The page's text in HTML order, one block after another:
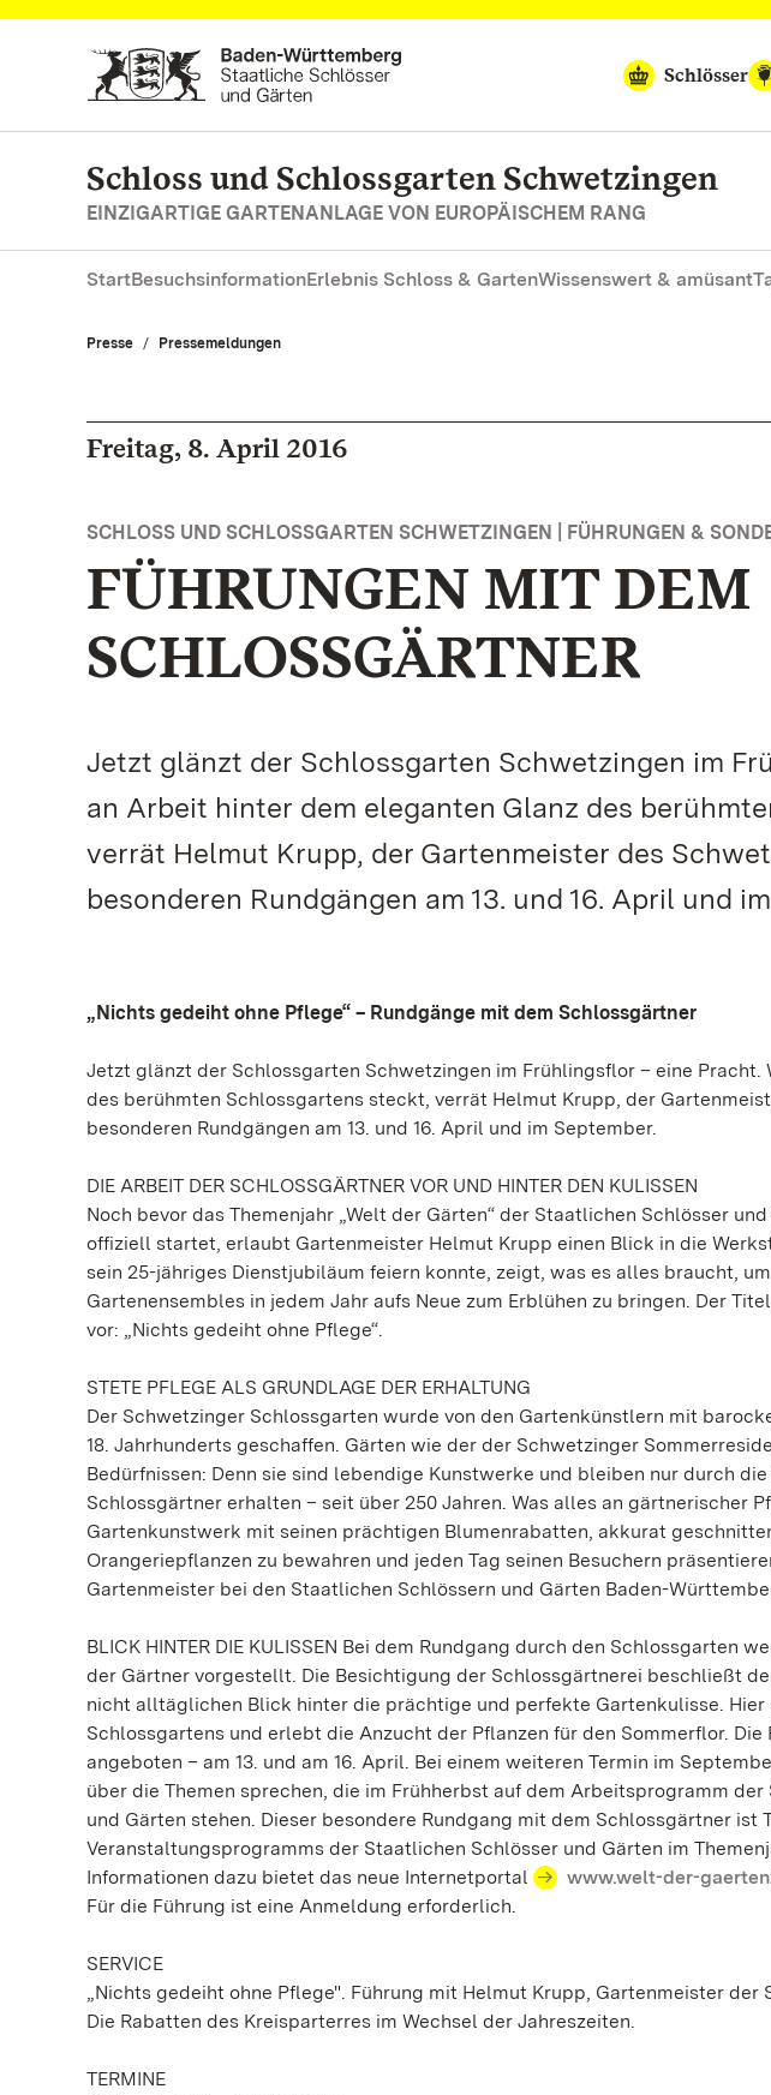
Zum Hauptinhalt springen
Schlösser
Schloss und Schlossgarten Schwetzingen
EINZIGARTIGE GARTENANLAGE VON EUROPÄISCHEM RANG
StartBesuchsinformationErlebnis Schloss & GartenWissenswert & amüsant
Presse Pressemeldungen
Freitag, 8. April 2016
SCHLOSS UND SCHLOSSGARTEN SCHWETZINGEN | FÜHRUNGEN &
FÜHRUNGEN MIT DEM
SCHLOSSGÄRTNER
Jetzt glänzt der Schlossgarten Schwetzingen im
an Arbeit hinter dem eleganten Glanz des
verrät Helmut Krupp, der Gartenmeister des
besonderen Rundgängen am 13. und 16. April und
„Nichts gedeiht ohne Pflege“ – Rundgänge mit dem Schlossgärtner
Jetzt glänzt der Schlossgarten Schwetzingen im Frühlingsflor – eine
des berühmten Schlossgartens steckt, verrät Helmut Krupp, der
besonderen Rundgängen am 13. und 16. April und im September.
DIE ARBEIT DER SCHLOSSGÄRTNER VOR UND HINTER DEN KULISSEN
Noch bevor das Themenjahr „Welt der Gärten“ der Staatlichen Schlösser
offiziell startet, erlaubt Gartenmeister Helmut Krupp einen Blick in die
sein 25-jähriges Dienstjubiläum feiern konnte, zeigt, was es alles braucht,
Gartenensembles in jedem Jahr aufs Neue zum Erblühen zu bringen. Der
vor: „Nichts gedeiht ohne Pflege“.
STETE PFLEGE ALS GRUNDLAGE DER ERHALTUNG
Der Schwetzinger Schlossgarten wurde von den Gartenkünstlern mit
18. Jahrhunderts geschaffen. Gärten wie der der Schwetzinger
Bedürfnissen: Denn sie sind lebendige Kunstwerke und bleiben nur durch
Schlossgärtner erhalten – seit über 250 Jahren. Was alles an gärtnerischer
Gartenkunstwerk mit seinen prächtigen Blumenrabatten, akkurat
Orangeriepflanzen zu bewahren und jeden Tag seinen Besuchern
Gartenmeister bei den Staatlichen Schlössern und Gärten Baden-
BLICK HINTER DIE KULISSEN Bei dem Rundgang durch den Schlossgarten
der Gärtner vorgestellt. Die Besichtigung der Schlossgärtnerei beschließt
nicht alltäglichen Blick hinter die prächtige und perfekte Gartenkulisse. Hier
Schlossgartens und erlebt die Anzucht der Pflanzen für den Sommerflor.
angeboten – am 13. und am 16. April. Bei einem weiteren Termin im
über die Themen sprechen, die im Frühherbst auf dem Arbeitsprogramm
und Gärten stehen. Dieser besondere Rundgang mit dem Schlossgärtner ist
Veranstaltungsprogramms der Staatlichen Schlösser und Gärten im
Informationen dazu bietet das neue Internetportal
www.welt-der-
Für die Führung ist eine Anmeldung erforderlich.
SERVICE
„Nichts gedeiht ohne Pflege". Führung mit Helmut Krupp, Gartenmeister
Die Rabatten des Kreisparterres im Wechsel der Jahreszeiten.
TERMINE